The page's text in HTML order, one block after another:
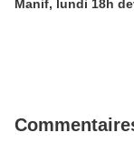
Manif, lundi 18h